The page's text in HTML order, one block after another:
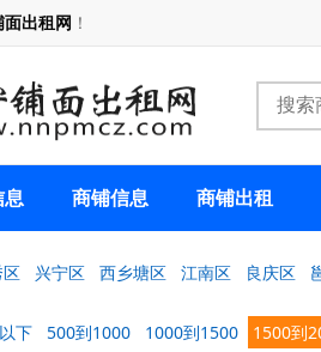
出租网 ！
息 商铺信息 商铺出租
兴宁区 西乡塘区 江南区 良庆区
下 500到1000 1000到1500 1500到